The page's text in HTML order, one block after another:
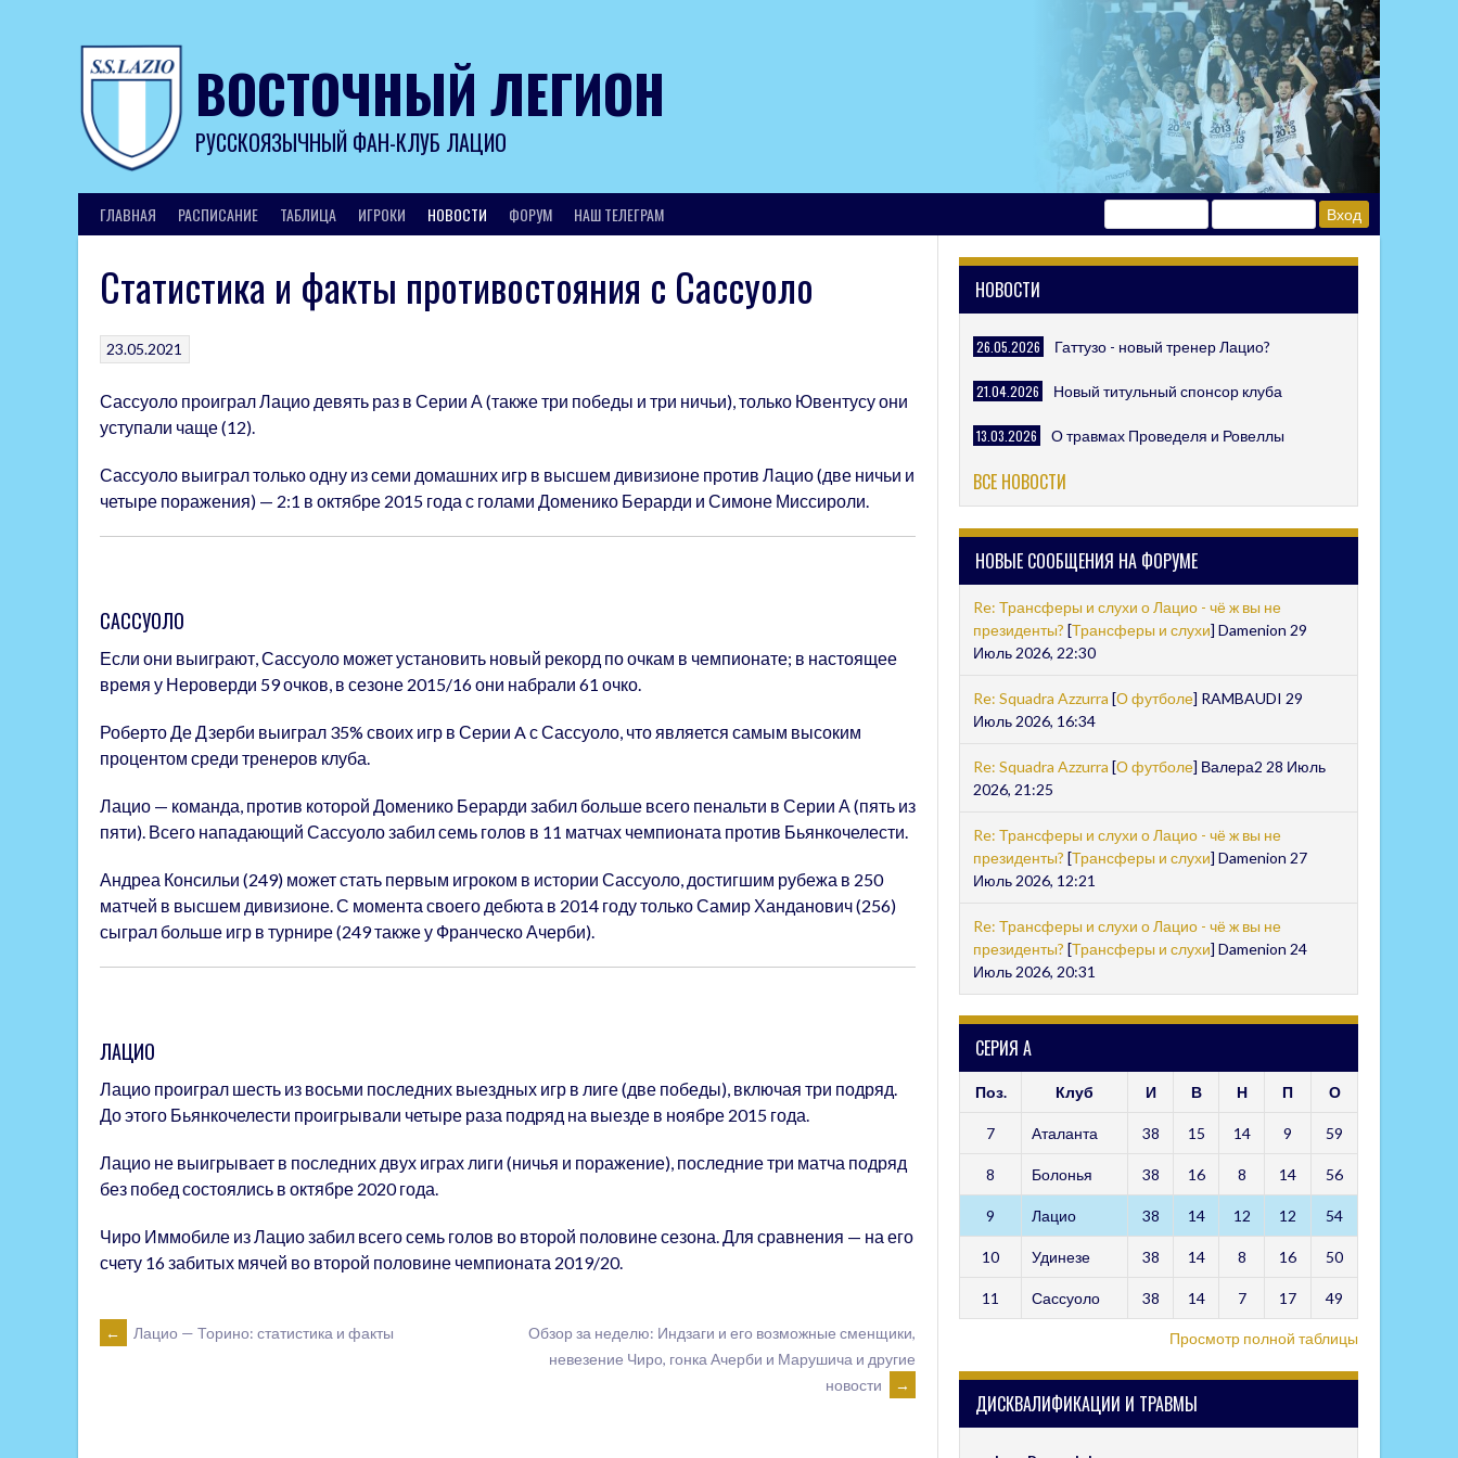
ВОСТОЧНЫЙ ЛЕГИОН
РУССКОЯЗЫЧНЫЙ ФАН-КЛУБ ЛАЦИО
ГЛАВНАЯ РАСПИСАНИЕ ТАБЛИЦА ИГРОКИ НОВОСТИ ФОРУМ НАШ ТЕЛЕГРАМ
Статистика и факты противостояния с Сассуоло
23.05.2021
Сассуоло проиграл Лацио девять раз в Серии А (также три победы и три ничьи), только Ювентусу они
уступали чаще (12).
Сассуоло выиграл только одну из семи домашних игр в высшем дивизионе против Лацио (две ничьи и
четыре поражения) — 2:1 в октябре 2015 года с голами Доменико Берарди и Симоне Миссироли.
САССУОЛО
Если они выиграют, Сассуоло может установить новый рекорд по очкам в чемпионате; в настоящее
время у Нероверди 59 очков, в сезоне 2015/16 они набрали 61 очко.
Роберто Де Дзерби выиграл 35% своих игр в Серии A с Сассуоло, что является самым высоким
процентом среди тренеров клуба.
Лацио — команда, против которой Доменико Берарди забил больше всего пенальти в Серии А (пять из
пяти). Всего нападающий Сассуоло забил семь голов в 11 матчах чемпионата против Бьянкочелести.
Андреа Консильи (249) может стать первым игроком в истории Сассуоло, достигшим рубежа в 250
матчей в высшем дивизионе. С момента своего дебюта в 2014 году только Самир Ханданович (256)
сыграл больше игр в турнире (249 также у Франческо Ачерби).
ЛАЦИО
Лацио проиграл шесть из восьми последних выездных игр в лиге (две победы), включая три подряд.
До этого Бьянкочелести проигрывали четыре раза подряд на выезде в ноябре 2015 года.
Лацио не выигрывает в последних двух играх лиги (ничья и поражение), последние три матча подряд
без побед состоялись в октябре 2020 года.
Чиро Иммобиле из Лацио забил всего семь голов во второй половине сезона. Для сравнения — на его
счету 16 забитых мячей во второй половине чемпионата 2019/20.
POST
← Лацио — Торино: статистика и факты
Обзор за неделю: Индзаги и его возможные сменщики,
невезение Чиро, гонка Ачерби и Марушича и другие
новости
→
НОВОСТИ
26.05.2026 Гаттузо - новый тренер Лацио?
21.04.2026 Новый титульный спонсор клуба
13.03.2026 О травмах Проведеля и Ровеллы
ВСЕ НОВОСТИ
НОВЫЕ СООБЩЕНИЯ НА ФОРУМЕ
Re: Трансферы и слухи о Лацио - чё ж вы не
президенты? [Трансферы и слухи] Damenion 29
Июль 2026, 22:30
Re: Squadra Azzurra [О футболе] RAMBAUDI 29
Июль 2026, 16:34
Re: Squadra Azzurra [О футболе] Валера2 28 Июль
2026, 21:25
Re: Трансферы и слухи о Лацио - чё ж вы не
президенты? [Трансферы и слухи] Damenion 27
Июль 2026, 12:21
Re: Трансферы и слухи о Лацио - чё ж вы не
президенты? [Трансферы и слухи] Damenion 24
Июль 2026, 20:31
СЕРИЯ А
Поз. Клуб И В Н П О
7 Аталанта 38 15 14 9 59
8 Болонья 38 16 8 14 56
9 Лацио 38 14 12 12 54
10 Удинезе 38 14 8 16 50
11 Сассуоло 38 14 7 17 49
Просмотр полной таблицы
ДИСКВАЛИФИКАЦИИ И ТРАВМЫ